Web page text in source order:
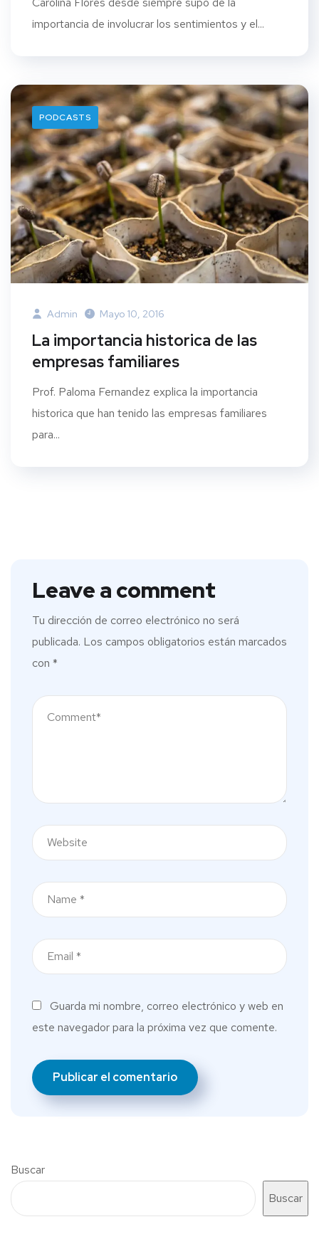
importancia de involucrar los sentimientos y el...
PODCASTS
Admin Mayo 10, 2016
La importancia historica de las
empresas familiares
Prof. Paloma Fernandez explica la importancia
historica que han tenido las empresas familiares
para...
Leave a comment
Tu dirección de correo electrónico no será
publicada. Los campos obligatorios están marcados
con *
Guarda mi nombre, correo electrónico y web en
este navegador para la próxima vez que comente.
Buscar
Buscar